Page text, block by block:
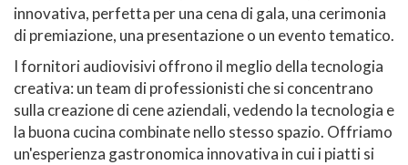
innovativa, perfetta per una cena di gala, una cerimonia
di premiazione, una presentazione o un evento tematico.
I fornitori audiovisivi offrono il meglio della tecnologia
creativa: un team di professionisti che si concentrano
sulla creazione di cene aziendali, vedendo la tecnologia e
la buona cucina combinate nello stesso spazio. Offriamo
un'esperienza gastronomica innovativa in cui i piatti si